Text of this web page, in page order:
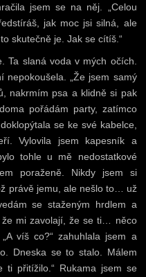
jsem se na něj. „Celou
jak moc jsi silná, ale
skutečně je. Jak se cítíš.“
Ta slaná voda v mých očích.
nepokoušela. „Že jsem samý
nakrmím psa a klidně si pak
pořádám party, zatímco
se ke své kabelce,
Vylovila jsem kapesník a
tohle u mě nedostatkové
poraženě. Nikdy jsem si
právě jemu, ale nešlo to… už
se staženým hrdlem a
mi zavolají, že se ti… něco
víš co?“ zahuhlala jsem a
Dneska se to stalo. Málem
přitížilo.“ Rukama jsem se